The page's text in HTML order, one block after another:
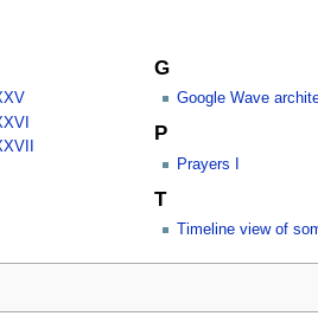
G
Google Wave
P
Prayers I
T
Timeline view of